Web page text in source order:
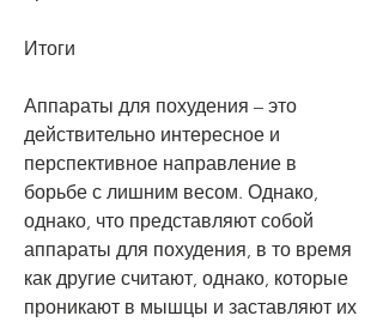
Итоги
Аппараты для похудения – это
действительно интересное и
перспективное направление в
борьбе с лишним весом. Однако,
однако, что представляют собой
аппараты для похудения, в то время
как другие считают, однако, которые
проникают в мышцы и заставляют их